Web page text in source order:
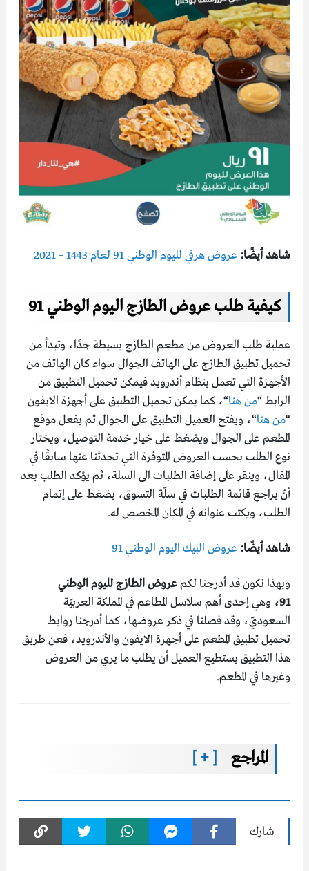
شاهد أيضًا: عروض هرفي لليوم الوطني 91 لعام 1443 – 2021
كيفية طلب عروض الطازج اليوم الوطني 91
عملية طلب العروض من مطعم الطازج بسيطة جدًا، وتبدأ من
تحميل تطبيق الطازج على الهاتف الجوال سواء كان الهاتف من
الأجهزة التي تعمل بنظام أندرويد فيمكن تحميل التطبيق من
الرابط “من هنا“، كما يمكن تحميل التطبيق على أجهزة الايفون
“من هنا“، ويفتح العميل التطبيق على الجوال ثم يفعل موقع
المطعم على الجوال ويضغط على خيار خدمة التوصيل، ويختار
نوع الطلب بحسب العروض المتوفرة التي تحدثنا عنها سابقًا في
المقال، وينقر على إضافة الطلبات الى السلة، ثم يؤكد الطلب بعد
أنّ يراجع قائمة الطلبات في سلّة التسوق، يضغط على إتمام
الطلب، ويكتب عنوانه في المكان المخصص له.
شاهد أيضًا: عروض البيك اليوم الوطني 91
وبهذا نكون قد أدرجنا لكمعروض الطازج لليوم الوطني
91،
وهي إحدى أهم سلاسل المطاعم في المملكة العربيّة
السعوديّ، وقد فصلنا في ذكر عروضها، كما أدرجنا روابط
تحميل تطبيق المطعم على أجهزة الايفون والأندرويد، فعن طريق
هذا التطبيق يستطيع العميل أن يطلب ما يري من العروض
وغيرها في المطعم.
المراجع [ + ]
شارك